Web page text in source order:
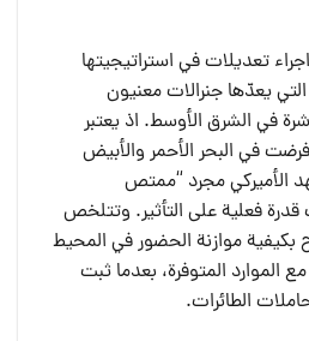
تعديلات في استراتيجيتها
التي يعدّها جنرالات معنيون
في الشرق الأوسط. اذ يعتبر
في البحر الأحمر والأبيض
الأميركي مجرد “ممتص
فعلية على التأثير. وتتلخص
بكيفية موازنة الحضور في المحيط
الموارد المتوفرة، بعدما ثبت
الطائرات.